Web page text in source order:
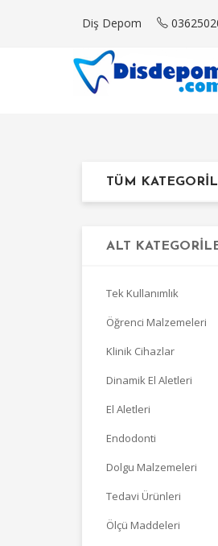
Diş Depom
TÜM
ALT
Tek Kullanımlık
Öğrenci Malzemeleri
Klinik Cihazlar
Dinamik El Aletleri
El Aletleri
Endodonti
Dolgu Malzemeleri
Tedavi Ürünleri
Ölçü Maddeleri